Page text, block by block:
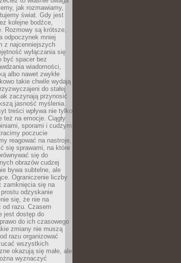
jak rozmawiamy,
świat. Gdy jest
kolejne bodźce,
Rozmowy są krótsze,
odpoczynek mniej
z najcenniejszych
wyłączania się
być spacer bez
wiadomości,
albo nawet zwykłe
takie chwile wydają
do stałej
zaczynają przynosić
jasność myślenia.
treści wpływa nie tylko
też na emocje. Ciągły
sporami i cudzym
poczucie
reagować na nastroje,
się sprawami, na które
się do
obrazów cudzej
bywa subtelne, ale
Ograniczenie liczby
zamknięcia się na
odzyskanie
się, że nie na
od razu. Czasem
jest dostęp do
do ich czasowego
zmiany nie muszą
razu organizować
wszystkich
okazują się małe, ale
wyznaczyć